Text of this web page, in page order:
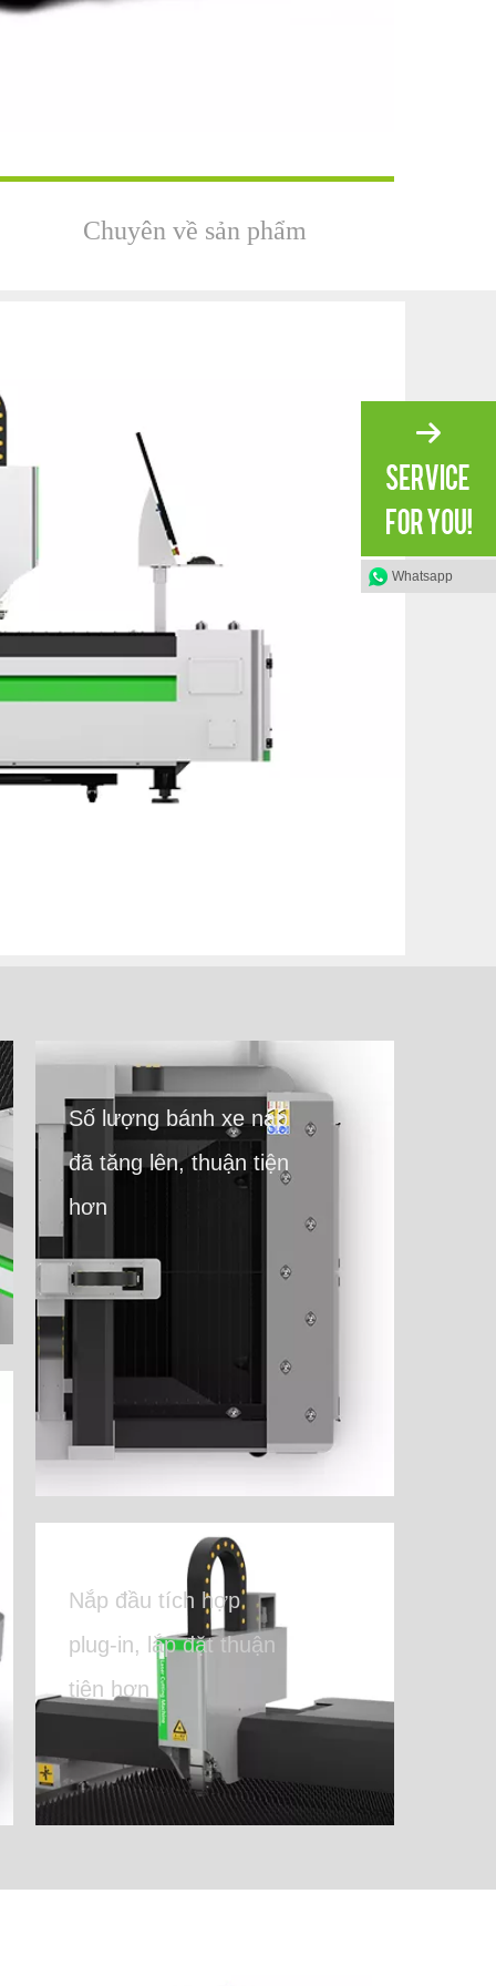
Chuyên về sản phẩm
Số lượng bánh xe nạp
đã tăng lên, thuận tiện
hơn​​​​​
Nắp đầu tích hợp
plug-in, lắp đặt thuận
tiện hơn
Whatsapp